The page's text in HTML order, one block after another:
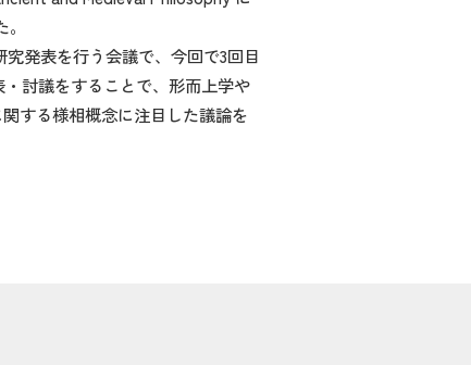
発表を行う会議で、今回で3回目
討議をすることで、形而上学や
する様相概念に注目した議論を